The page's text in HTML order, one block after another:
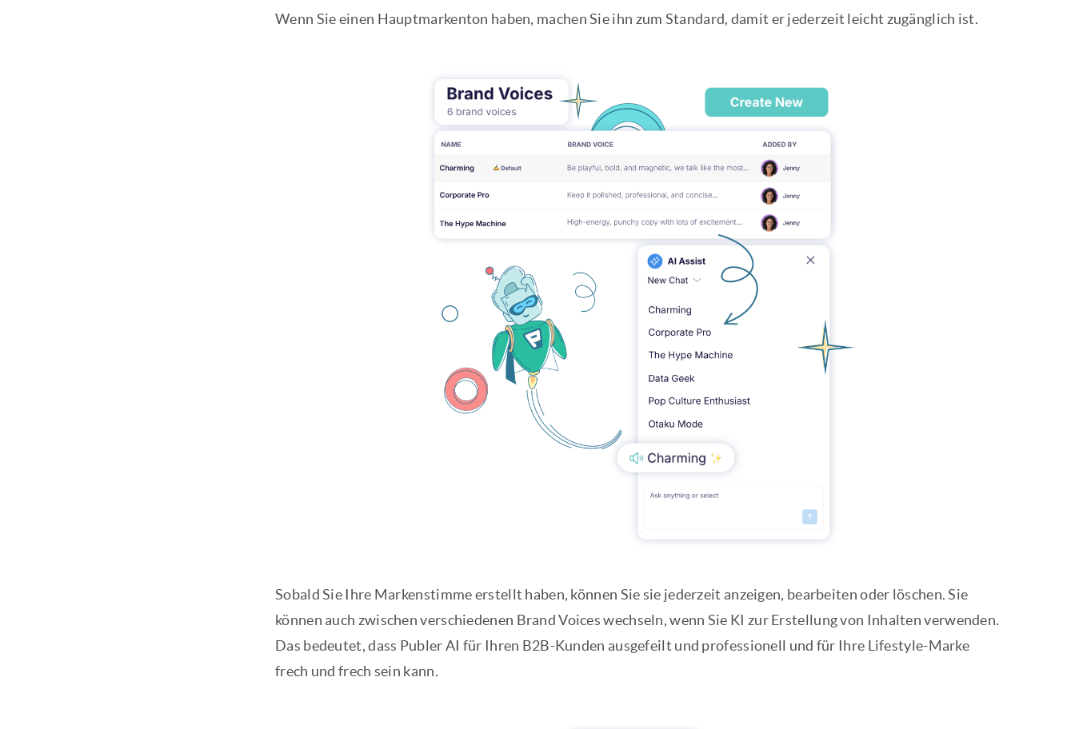
Wenn Sie einen Hauptmarkenton haben, machen Sie ihn zum Standard, damit er jederzeit leicht zugänglich ist.
Sobald Sie Ihre Markenstimme erstellt haben, können Sie sie jederzeit anzeigen, bearbeiten oder löschen. Sie
können auch zwischen verschiedenen Brand Voices wechseln, wenn Sie KI zur Erstellung von Inhalten verwenden.
Das bedeutet, dass Publer AI für Ihren B2B-Kunden ausgefeilt und professionell und für Ihre Lifestyle-Marke
frech und frech sein kann.